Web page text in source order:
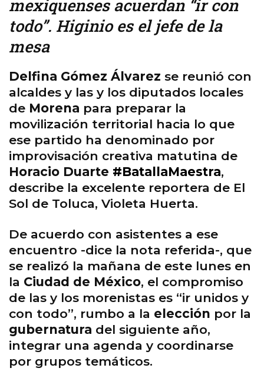
mexiquenses acuerdan “ir con
todo”. Higinio es el jefe de la
mesa
Delfina Gómez Álvarez se reunió con
alcaldes y las y los diputados locales
de Morena para preparar la
movilización territorial hacia lo que
ese partido ha denominado por
improvisación creativa matutina de
Horacio Duarte #BatallaMaestra,
describe la excelente reportera de El
Sol de Toluca, Violeta Huerta.
De acuerdo con asistentes a ese
encuentro -dice la nota referida-, que
se realizó la mañana de este lunes en
la Ciudad de México, el compromiso
de las y los morenistas es “ir unidos y
con todo”, rumbo a la elección por la
gubernatura del siguiente año,
integrar una agenda y coordinarse
por grupos temáticos.